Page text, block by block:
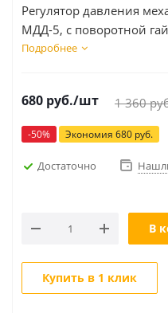
Регулятор давления
МДД-5, с поворотной
резьбой G3/8
Подробнее
680 руб./шт 1 360
-50% Экономия 680 руб.
Достаточно
В
Купить в 1 клик